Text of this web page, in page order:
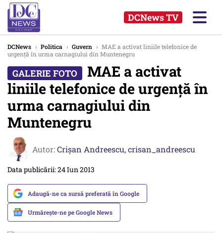
DCNews TV
DCNews › Politica › Guvern › MAE a activat liniile telefonice de
urgență în urma carnagiului din Muntenegru
MAE a activat
liniile telefonice de urgență în
urma carnagiului din
Muntenegru
Autor:Crişan Andreescu,crisan_andreescu
Data publicării: 24 Iun 2013
Adaugă-ne ca sursă preferată în Google
Urmărește-ne pe Google News